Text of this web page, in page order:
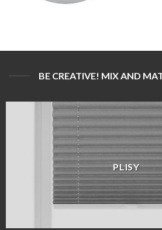
BE CREATIVE! MIX AND
PLISY